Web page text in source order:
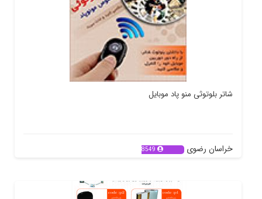
شاتر بلوتوثی منو پاد موبایل
خراسان رضوی 8549